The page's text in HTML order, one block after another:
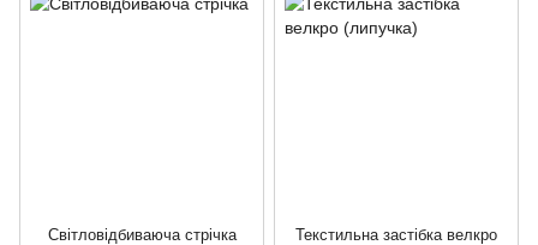
Світловідбиваюча стрічка
Текстильна застібка велкро